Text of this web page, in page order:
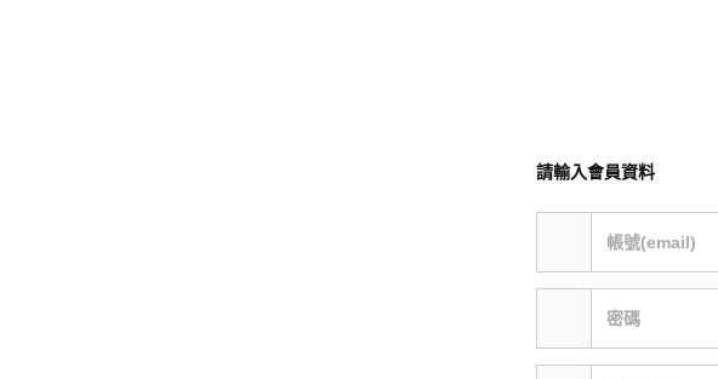
請輸入會員資料
帳號(email)
密碼